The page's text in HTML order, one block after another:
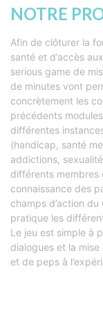
NOTRE
Afin de clôturer la
santé et d’accès
serious game de
de minutes vont
concrètement les
précédents
différentes
(handicap, santé
addictions,
différents membres
connaissance des
champs d’action
pratique les
Le jeu est simple à
dialogues et la
et de peps à